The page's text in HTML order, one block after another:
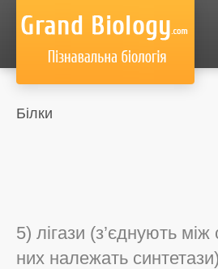
Білки
5) лігази (з’єднують
них належать